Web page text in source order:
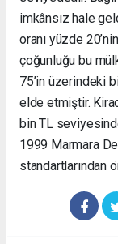
imkânsız hale
oranı yüzde
çoğunluğu bu
75’in üzerindeki
elde etmiştir.
bin TL
1999 Marmara
standartlarından